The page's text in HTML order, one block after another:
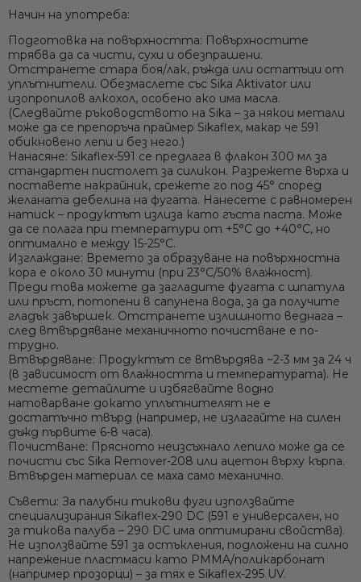
Начин на употреба:
Подготовка на повърхността: Повърхностите
трябва да са чисти, сухи и обезпрашени.
Отстранете стара боя/лак, ръжда или остатъци от
уплътнители. Обезмаслете със Sika Aktivator или
изопропилов алкохол, особено ако има масла.
(Следвайте ръководството на Sika – за някои метали
може да се препоръча праймер Sikaflex, макар че 591
обикновено лепи и без него.)
Нанасяне: Sikaflex-591 се предлага в флакон 300 мл за
стандартен пистолет за силикон. Разрежете върха и
поставете накрайник, срежете го под 45° според
желаната дебелина на фугата. Нанесете с равномерен
натиск – продуктът излиза като гъста паста. Може
да се полага при температури от +5°C до +40°C, но
оптимално е между 15-25°C.
Изглаждане: Времето за образуване на повърхностна
кора е около 30 минути (при 23°C/50% влажност).
Преди това можете да загладите фугата с шпатула
или пръст, потопени в сапунена вода, за да получите
гладък завършек. Отстранете излишното веднага –
след втвърдяване механичното почистване е по-
трудно.
Втвърдяване: Продуктът се втвърдява ~2-3 мм за 24 ч
(в зависимост от влажността и температурата). Не
местете детайлите и избягвайте водно
натоварване докато уплътнителят не е
достатъчно твърд (например, не излагайте на силен
дъжд първите 6-8 часа).
Почистване: Прясното неизсъхнало лепило може да се
почисти със Sika Remover-208 или ацетон върху кърпа.
Втвърден материал се маха само механично.
Съвети: За палубни тикови фуги използвайте
специализирания Sikaflex-290 DC (591 е универсален, но
за тикова палуба – 290 DC има оптимирани свойства).
Не използвайте 591 за остъкления, подложени на силно
напрежение пластмаси като PMMA/поликарбонат
(например прозорци) – за тях е Sikaflex-295 UV.